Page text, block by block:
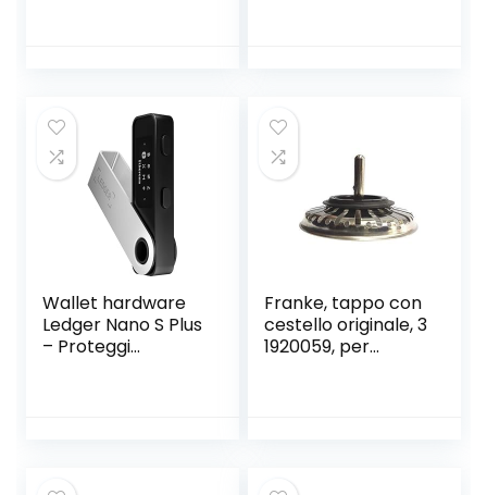
Calda Regolabile
Ottone Cromo
Wallet hardware
Ledger Nano S Plus
– Proteggi
Franke, tappo con
cestello originale, 3
1920059, per